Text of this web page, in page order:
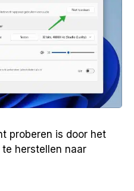
proberen is door het
herstellen naar